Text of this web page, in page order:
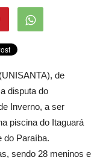
de
disputa do
Inverno, a ser
piscina do Itaguará
do Paraíba.
sendo 28 meninos e